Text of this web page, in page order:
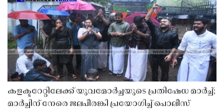
കളക്ടറേറ്റിലേക്ക് യുവമോർച്ചയുടെ പ്രതിഷേധ മാർച്ച്;
മാർച്ചിന് നേരെ ജലപീരങ്കി പ്രയോഗിച്ച് പൊലീസ്